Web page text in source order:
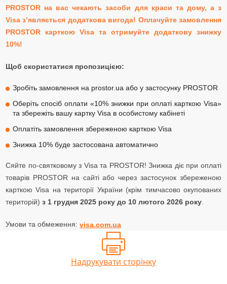
PROSTOR на вас чекають засоби для краси та дому, а з
Visa зʼявляється додаткова вигода! Оплачуйте замовлення
PROSTOR карткою Visa та отримуйте додаткову знижку
10%!
Щоб скористатися пропозицією:
Зробіть замовлення на prostor.ua або у застосунку PROSTOR
Оберіть спосіб оплати «10% знижки при оплаті карткою Visa»
та збережіть вашу картку Visa в особистому кабінеті
Оплатіть замовлення збереженою карткою Visa
Знижка 10% буде застосована автоматично
Сяйте по-святковому з Visa та PROSTOR! Знижка діє при оплаті
товарів PROSTOR на сайті або через застосунок збереженою
карткою Visa на території України (крім тимчасово окупованих
територій) з 1 грудня 2025 року до 10 лютого 2026 року
Умови та обмеження: visa.com.ua
Надрукувати сторінку